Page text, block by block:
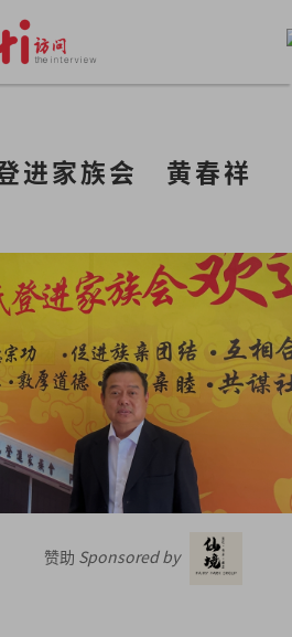
进家族会　黄春祥
赞助 Sponsored by